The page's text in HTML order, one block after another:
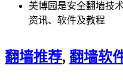
美博园是安全翻墙技
资讯、软件及教程
翻墙推荐, 翻墙软